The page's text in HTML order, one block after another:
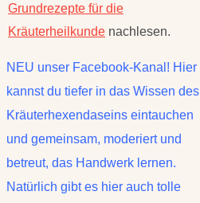
Grundrezepte für die
Kräuterheilkunde nachlesen.
NEU unser Facebook-Kanal! Hier
kannst du tiefer in das Wissen des
Kräuterhexendaseins eintauchen
und gemeinsam, moderiert und
betreut, das Handwerk lernen.
Natürlich gibt es hier auch tolle